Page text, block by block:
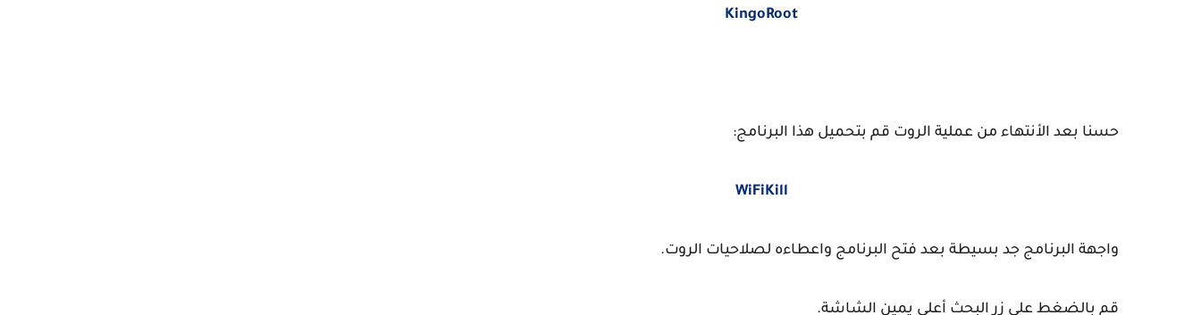
KingoRoot
حسنا بعد الأنتهاء من عملية الروت قم بتحميل هذا البرنامج:
WiFiKill
واجهة البرنامج جد بسيطة بعد فتح البرنامج واعطاءه لصلاحيات الروت.
قم بالضغط على زر البحث أعلى يمين الشاشة.